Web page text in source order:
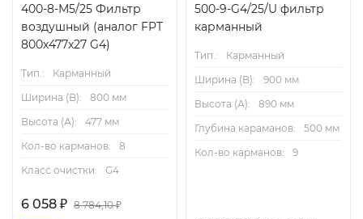
400-8-M5/25 Фильтр
воздушный (аналог FPT
800x477x27 G4)
Тип.:
Карманный
Ширина (B):
800 мм
Высота (А):
477 мм
Кол-во карманов:
8
Класс очистки:
G4
6 058 ₽ 8 784,10₽
500-9-G4/25/U фильтр
карманный
Тип.:
Карманный
Ширина (B):
900 мм
Высота (А):
890 мм
Глубина караманов:
500 мм
Кол-во карманов:
9